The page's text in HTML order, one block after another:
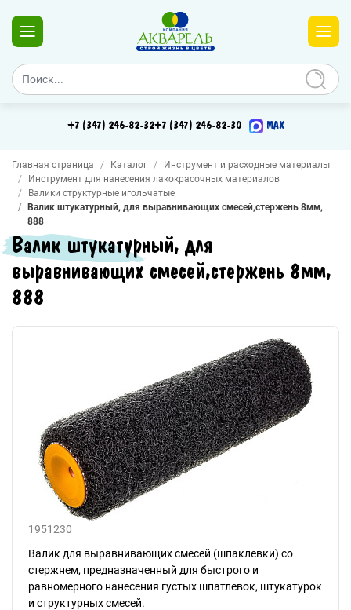
+7 (347) 246-82-32+7 (347) 246-82-30 MAX
Главная страница Каталог
Инструмент и расходные материалы
Инструмент для нанесения лакокрасочных материалов
Валики структурные игольчатые
Валик штукатурный, для выравнивающих смесей,стержень 8мм,
888
Валик штукатурный, для
выравнивающих смесей,стержень 8мм,
888
1951230
Валик для выравнивающих смесей (шпаклевки) со
стержнем, предназначенный для быстрого и
равномерного нанесения густых шпатлевок, штукатурок
и структурных смесей.